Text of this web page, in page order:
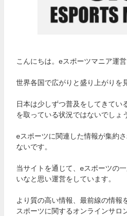
こんにちは。eスポーツマニア運営
世界各国で広がりと盛り上がりを
日本は少しずつ普及をしてきてい
を取っている状況ではないでしょ
eスポーツに関連した情報が集約
ないです。
当サイトを通じて、eスポーツの
いなと思い運営をしています。
より質の高い情報、最前線の情報
スポーツに関するオンラインサロ